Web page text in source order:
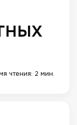
чтения: 2 мин.